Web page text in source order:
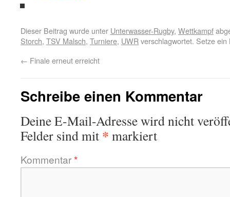
Dieser Beitrag wurde unter Unterwasser-Rugby, Wettkampf
Storch, TSV Malsch, Turniere, UWRverschlagwortet. Setze
← Finale erneut erreicht
Schreibe einen Kommentar
Deine E-Mail-Adresse wird nicht
Felder sind mit * markiert
Kommentar*